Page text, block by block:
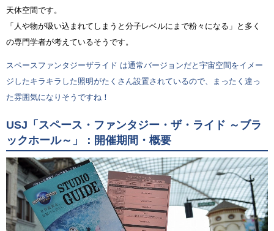
天体空間です。
「人や物が吸い込まれてしまうと分子レベルにまで粉々になる」と多く
の専門学者が考えているそうです。
スペースファンタジーザライド は通常バージョンだと宇宙空間をイメー
ジしたキラキラした照明がたくさん設置されているので、まったく違っ
た雰囲気になりそうですね！
USJ「スペース・ファンタジー・ザ・ライド ～ブラ
ックホール～」：開催期間・概要